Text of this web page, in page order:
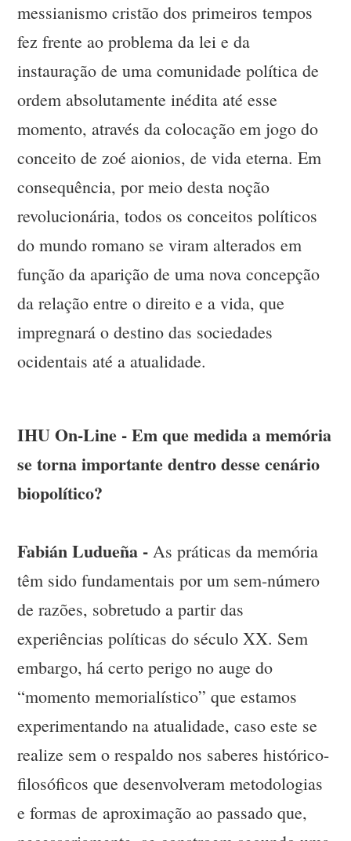
messianismo cristão dos primeiros tempos
fez frente ao problema da lei e da
instauração de uma comunidade política de
ordem absolutamente inédita até esse
momento, através da colocação em jogo do
conceito de zoé aionios, de vida eterna. Em
consequência, por meio desta noção
revolucionária, todos os conceitos políticos
do mundo romano se viram alterados em
função da aparição de uma nova concepção
da relação entre o direito e a vida, que
impregnará o destino das sociedades
ocidentais até a atualidade.
IHU On-Line - Em que medida a memória
se torna importante dentro desse cenário
biopolítico?
Fabián Ludueña - As práticas da memória
têm sido fundamentais por um sem-número
de razões, sobretudo a partir das
experiências políticas do século XX. Sem
embargo, há certo perigo no auge do
“momento memorialístico” que estamos
experimentando na atualidade, caso este se
realize sem o respaldo nos saberes histórico-
filosóficos que desenvolveram metodologias
e formas de aproximação ao passado que,